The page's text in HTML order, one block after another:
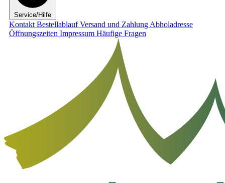
Service/Hilfe
Kontakt BestellablaufVersand und Zahlung Abholadresse
Öffnungszeiten Impressum Häufige Fragen